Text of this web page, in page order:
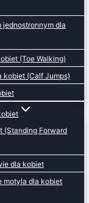
dla
(Toe Walking)
kobiet (Calf Jumps)
(Standing Forward
dla kobiet
motyla dla kobiet